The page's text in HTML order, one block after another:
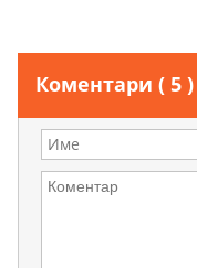
Коментари ( 5 )